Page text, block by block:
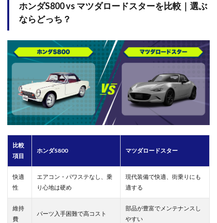
ホンダS800 vs マツダロードスターを比較｜選ぶ
ならどっち？
比較
項目
ホンダS800 マツダロードスター
快適
性
エアコン・パワステなし、乗
り心地は硬め
現代装備で快適、街乗りにも
適する
維持
費
パーツ入手困難で高コスト
部品が豊富でメンテナンスし
やすい